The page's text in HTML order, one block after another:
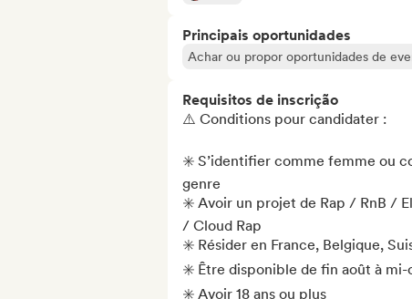
Principais oportunidades
Achar ou propor oportunidades de
Requisitos de inscrição
⚠️ Conditions pour candidater :
✳️ S’identifier comme femme ou
genre
✳️ Avoir un projet de Rap / RnB /
/ Cloud Rap
✳️ Résider en France, Belgique,
✳️ Être disponible de fin août à
✳️ Avoir 18 ans ou plus